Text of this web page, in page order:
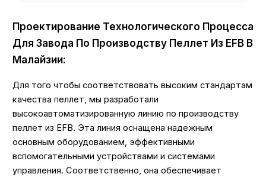
Проектирование Технологического Процесса
Для Завода По Производству Пеллет Из EFB В
Малайзии:
Для того чтобы соответствовать высоким стандартам
качества пеллет, мы разработали
высокоавтоматизированную линию по производству
пеллет из EFB. Эта линия оснащена надежным
основным оборудованием, эффективными
вспомогательными устройствами и системами
управления. Соответственно, она обеспечивает